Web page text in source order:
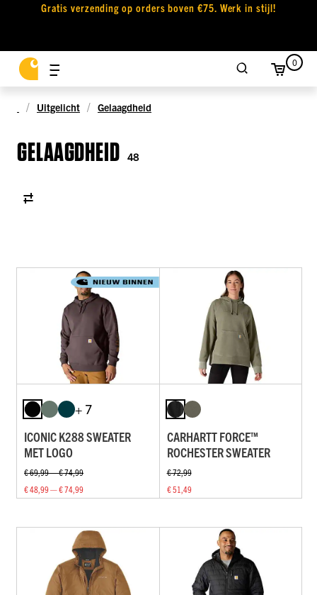
Gratis verzending op orders boven €75. Werk in stijl!
0
Uitgelicht Gelaagdheid
GELAAGDHEID 48
+ 7
ICONIC K288 SWEATER
MET LOGO
€ 69,99 — € 74,99
€ 48,99 — € 74,99
CARHARTT FORCE™
ROCHESTER SWEATER
€ 72,99
€ 51,49